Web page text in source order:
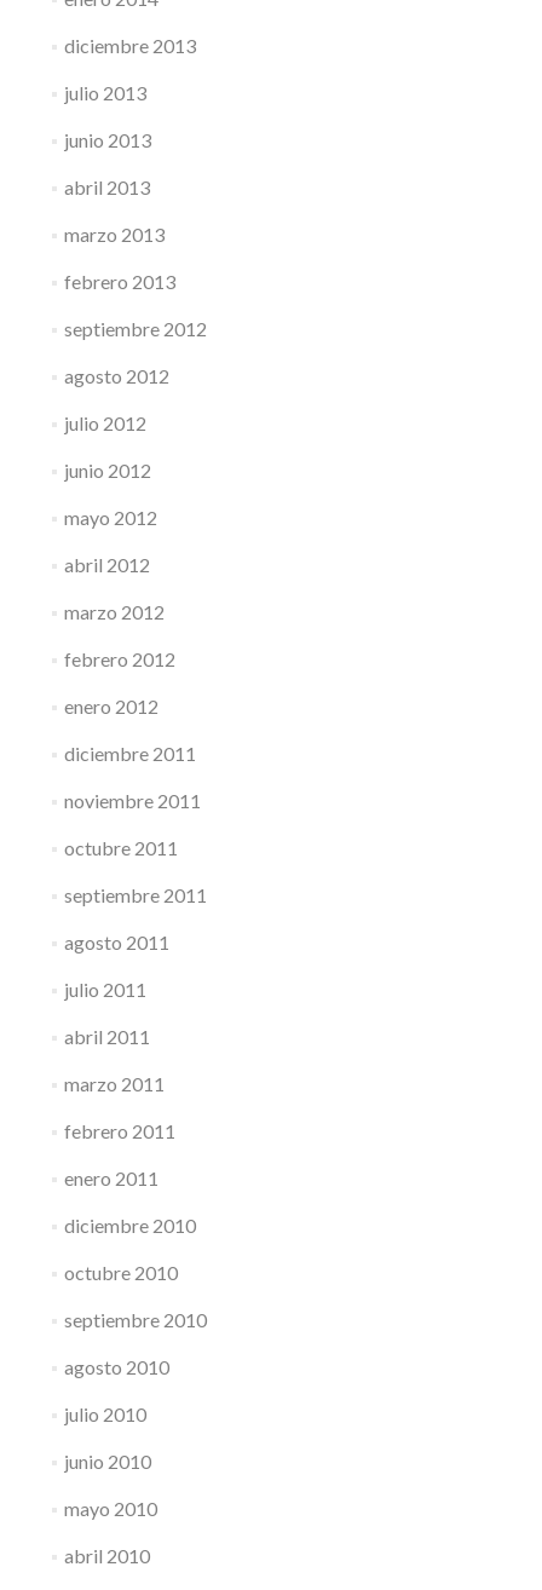
diciembre 2013
julio 2013
junio 2013
abril 2013
marzo 2013
febrero 2013
septiembre 2012
agosto 2012
julio 2012
junio 2012
mayo 2012
abril 2012
marzo 2012
febrero 2012
enero 2012
diciembre 2011
noviembre 2011
octubre 2011
septiembre 2011
agosto 2011
julio 2011
abril 2011
marzo 2011
febrero 2011
enero 2011
diciembre 2010
octubre 2010
septiembre 2010
agosto 2010
julio 2010
junio 2010
mayo 2010
abril 2010